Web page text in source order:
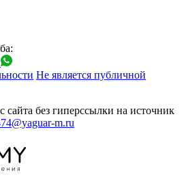
Не является публичной
сайта без гиперссылки на источник
m.ru